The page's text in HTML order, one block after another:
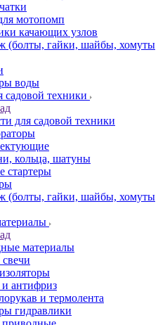
мотопомп
качающих узлов
(болты, гайки, шайбы, хомуты
воды
садовой техники
для садовой техники
кольца, шатуны
стартеры
(болты, гайки, шайбы, хомуты
материалы
антифриз
и термолента
гидравлики